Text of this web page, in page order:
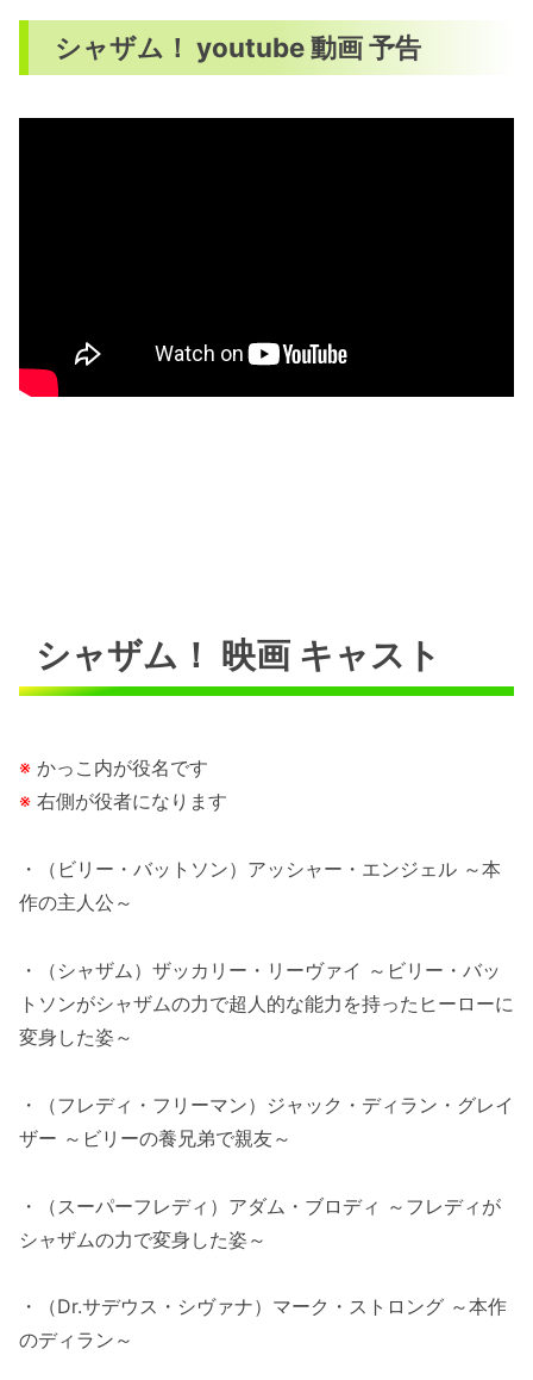
シャザム！ youtube 動画 予告
シャザム！ 映画 キャスト
※ かっこ内が役名です
※ 右側が役者になります
・（ビリー・バットソン）アッシャー・エンジェル ～本
作の主人公～
・（シャザム）ザッカリー・リーヴァイ ～ビリー・バッ
トソンがシャザムの力で超人的な能力を持ったヒーローに
変身した姿～
・（フレディ・フリーマン）ジャック・ディラン・グレイ
ザー ～ビリーの養兄弟で親友～
・（スーパーフレディ）アダム・ブロディ ～フレディが
シャザムの力で変身した姿～
・（Dr.サデウス・シヴァナ）マーク・ストロング ～本作
のディラン～